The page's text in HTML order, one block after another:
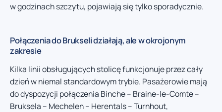
w godzinach szczytu, pojawiają się tylko sporadycznie.
Połączenia do Brukseli działają, ale w okrojonym
zakresie
Kilka linii obsługujących stolicę funkcjonuje przez cały
dzień w niemal standardowym trybie. Pasażerowie mają
do dyspozycji połączenia Binche – Braine-le-Comte –
Bruksela – Mechelen – Herentals – Turnhout,